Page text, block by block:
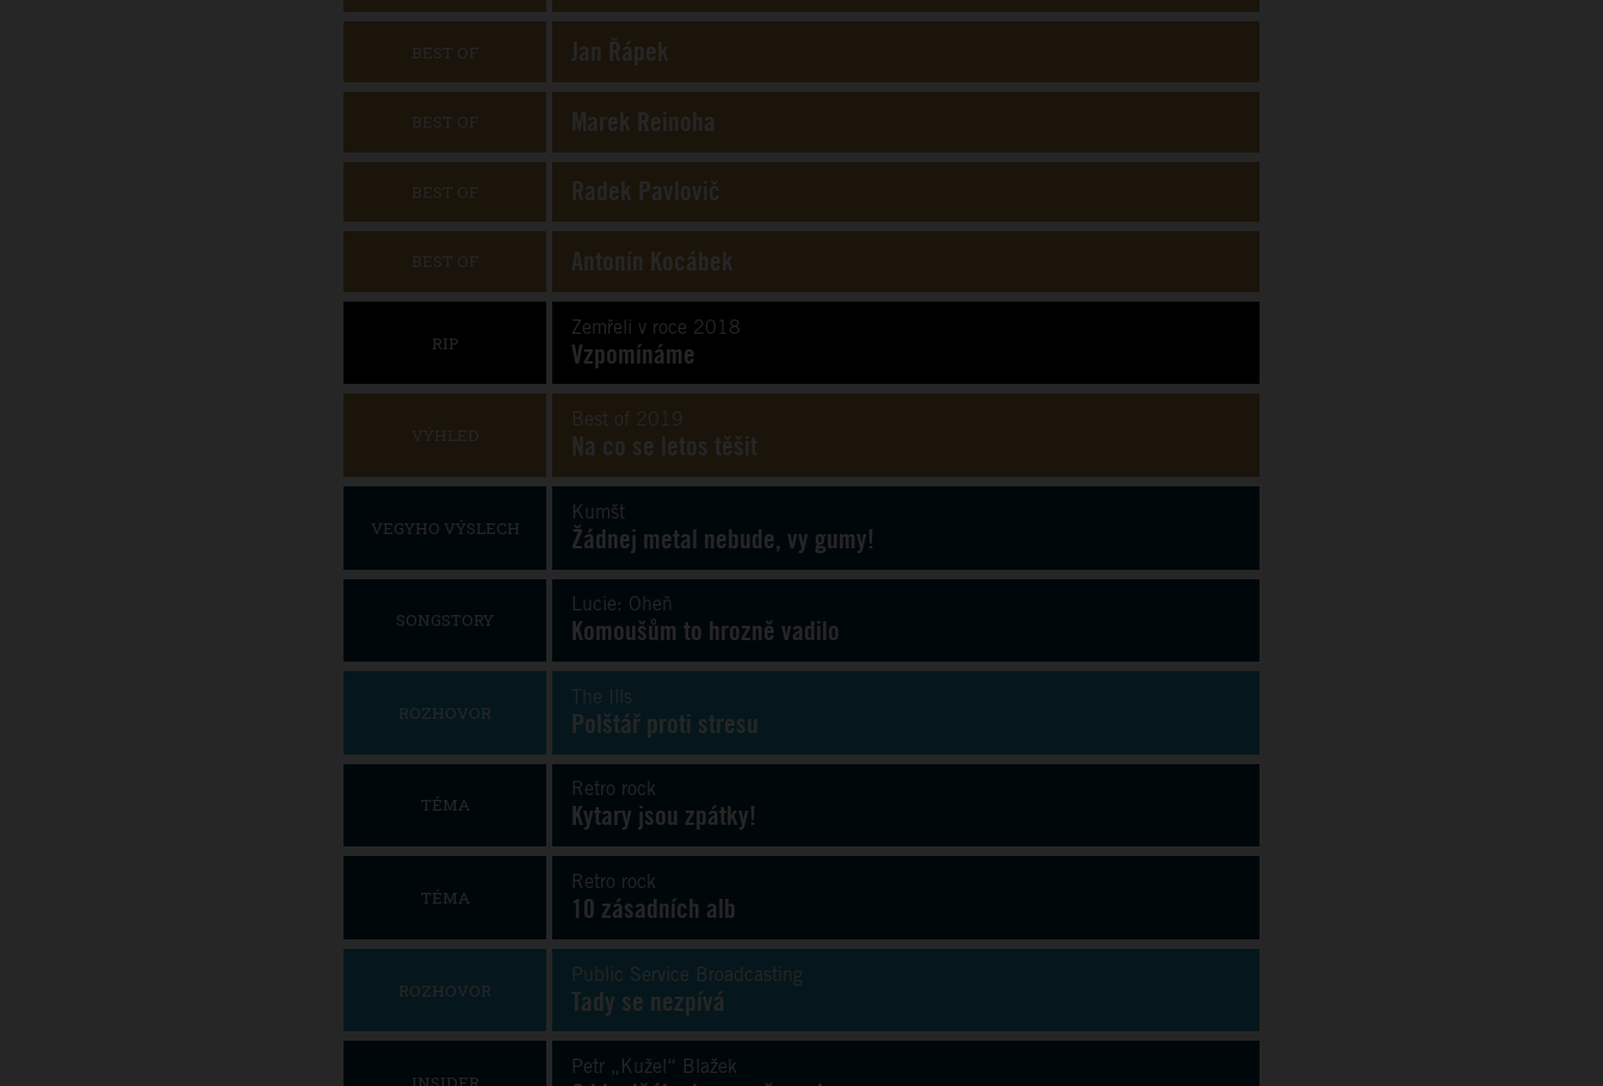
BEST OF Jan Řápek
BEST OF Marek Reinoha
BEST OF Radek Pavlovič
BEST OF Antonín Kocábek
RIP
Zemřeli v roce 2018
Vzpomínáme
VÝHLED
Best of 2019
Na co se letos těšit
VEGYHO VÝSLECH
Kumšt
Žádnej metal nebude, vy gumy!
SONGSTORY
Lucie: Oheň
Komoušům to hrozně vadilo
ROZHOVOR
The Ills
Polštář proti stresu
TÉMA
Retro rock
Kytary jsou zpátky!
TÉMA
Retro rock
10 zásadních alb
ROZHOVOR
Public Service Broadcasting
Tady se nezpívá
Petr „Kužel“ Blažek